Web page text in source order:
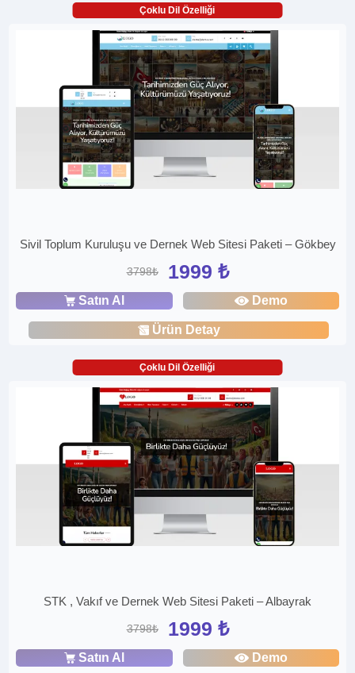
Çoklu Dil Özelliği
Sivil Toplum Kuruluşu ve Dernek Web Sitesi Paketi – Gökbey
3798₺ 1999 ₺
Satın Al Demo
Ürün Detay
Çoklu Dil Özelliği
STK , Vakıf ve Dernek Web Sitesi Paketi – Albayrak
3798₺ 1999 ₺
Satın Al Demo